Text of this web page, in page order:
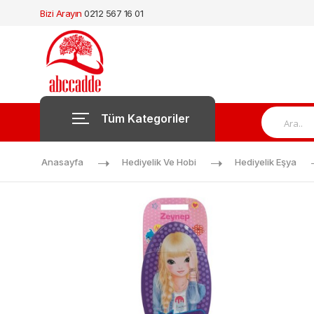
Bizi Arayın 0212 567 16 01
Tüm Kategoriler
Anasayfa Hediyelik Ve Hobi Hediyelik Eşya